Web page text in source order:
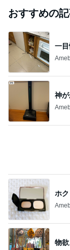
おすすめの
一
神
物
芸能人・有名人ブ